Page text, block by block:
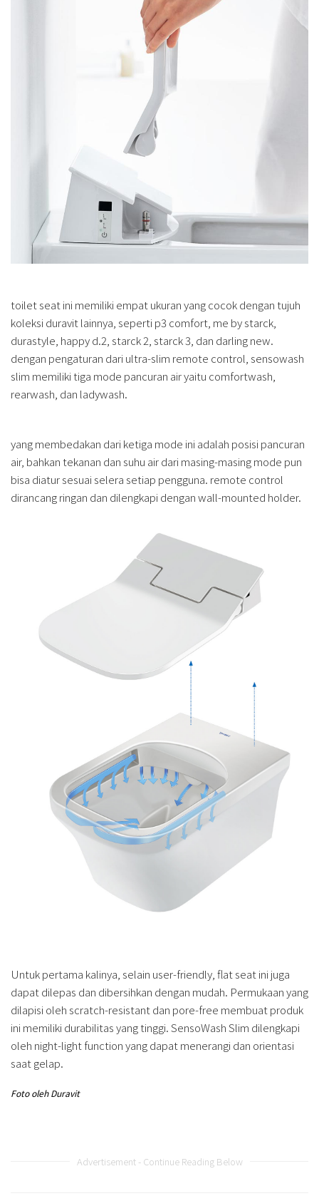
toilet seat ini memiliki empat ukuran yang cocok dengan tujuh
koleksi duravit lainnya, seperti p3 comfort, me by starck,
durastyle, happy d.2, starck 2, starck 3, dan darling new.
dengan pengaturan dari ultra-slim remote control, sensowash
slim memiliki tiga mode pancuran air yaitu comfortwash,
rearwash, dan ladywash.
yang membedakan dari ketiga mode ini adalah posisi pancuran
air, bahkan tekanan dan suhu air dari masing-masing mode pun
bisa diatur sesuai selera setiap pengguna. remote control
dirancang ringan dan dilengkapi dengan wall-mounted holder.
Untuk pertama kalinya, selain user-friendly, flat seat ini juga
dapat dilepas dan dibersihkan dengan mudah. Permukaan yang
dilapisi oleh scratch-resistant dan pore-free membuat produk
ini memiliki durabilitas yang tinggi. SensoWash Slim dilengkapi
oleh night-light function yang dapat menerangi dan orientasi
saat gelap.
Foto oleh Duravit
Advertisement - Continue Reading Below